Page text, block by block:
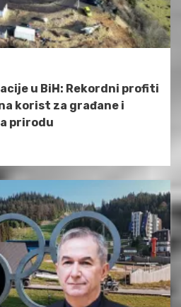
u BiH: Rekordni profiti
korist za građane i
prirodu